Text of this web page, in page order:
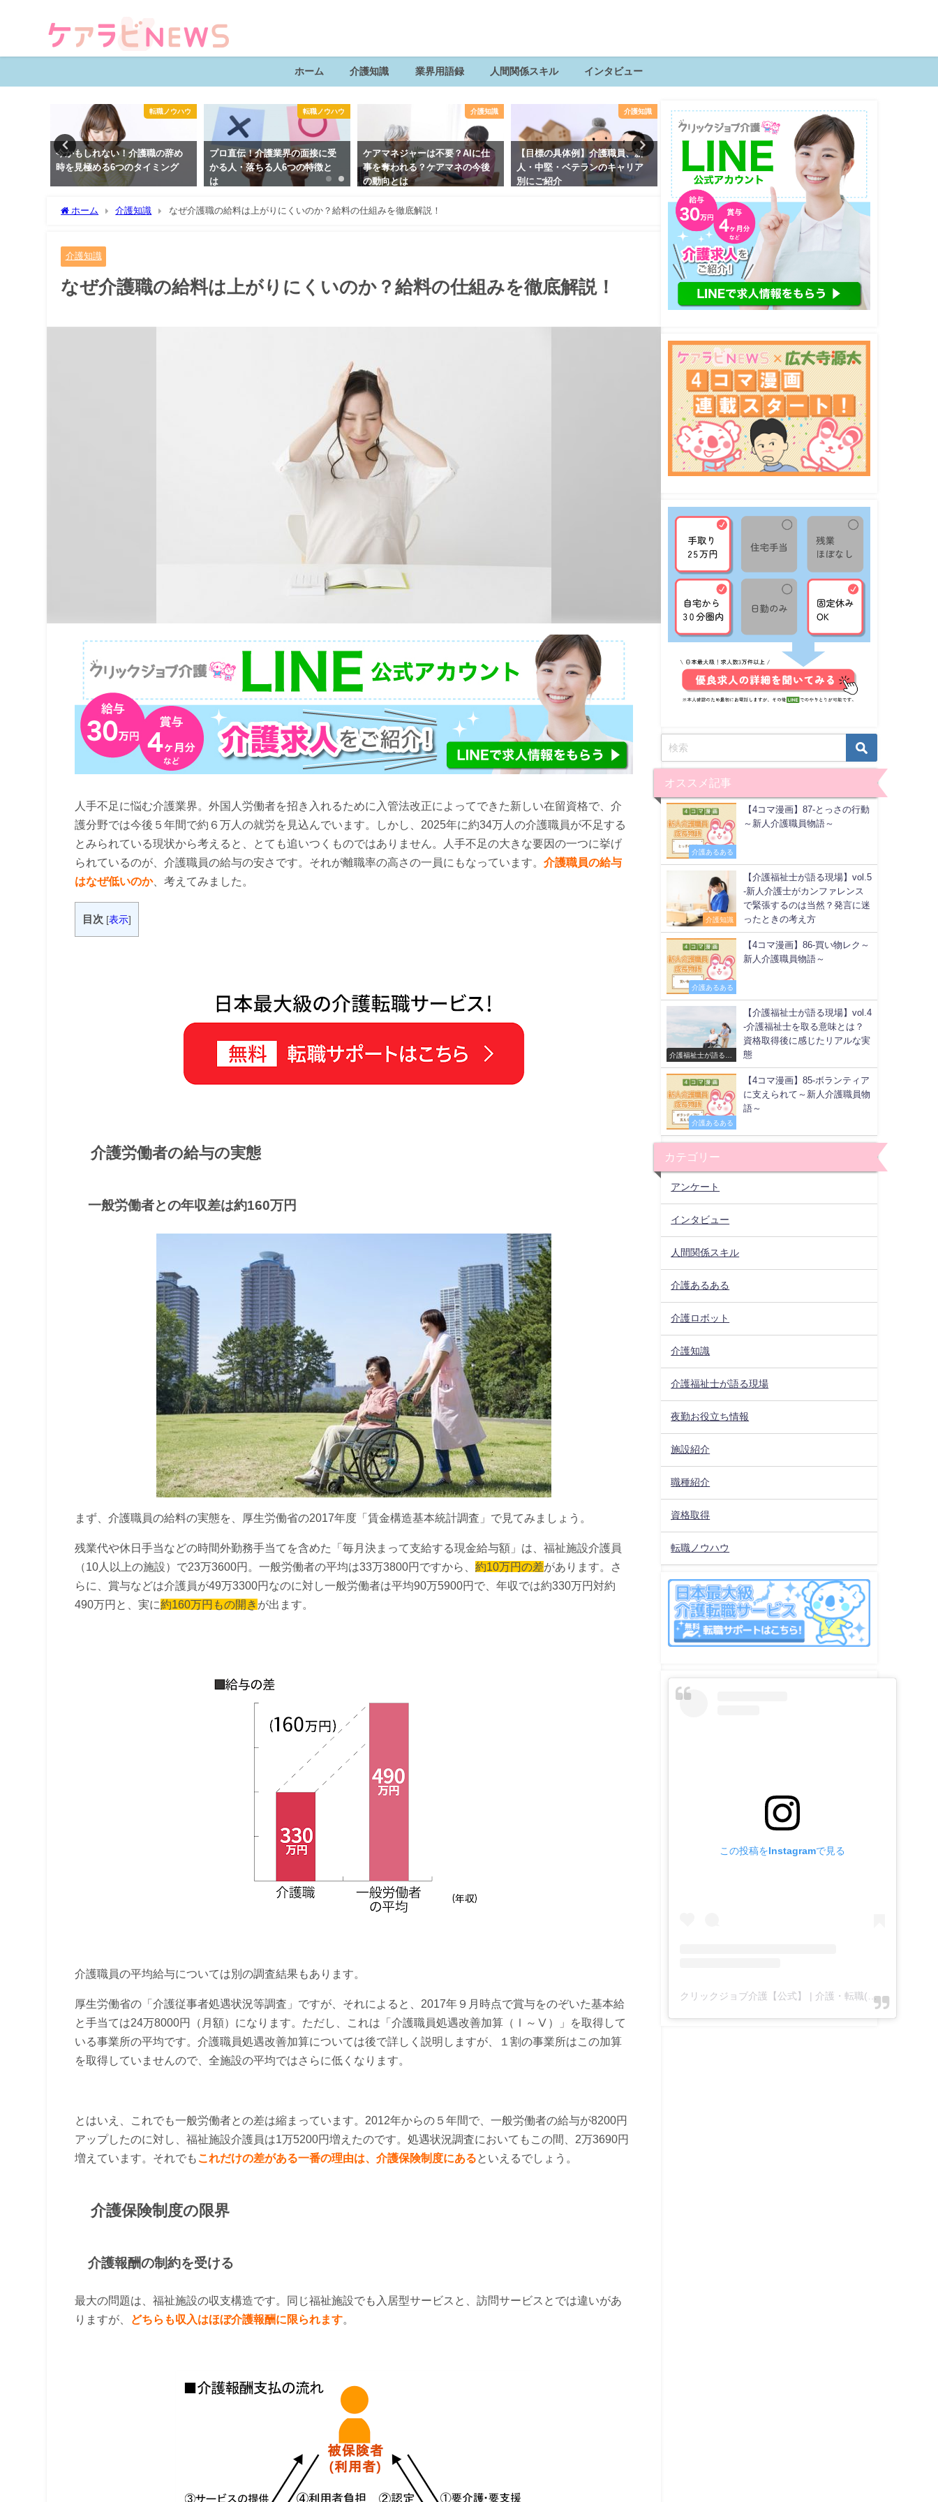
ホーム 介護知識 業界用語録 人間関係スキル インタビュー
転職ノウハウ
今かもしれない！介護職の辞め
時を見極める6つのタイミング
転職ノウハウ
プロ直伝！介護業界の面接に受
かる人・落ちる人6つの特徴と
は
介護知識
ケアマネジャーは不要？AIに仕
事を奪われる？ケアマネの今後
の動向とは
介護知識
【目標の具体例】介護職員、新
人・中堅・ベテランのキャリア
別にご紹介
介護知識
今すぐ使える！日勤・夜勤・ケ
ース別の具体的な介護記録事例
今かもしれない！介護職の
時を見極める6つのタイミ
ホーム 介護知識 なぜ介護職の給料は上がりにくいのか？給料の仕組みを徹底解説！
介護知識
なぜ介護職の給料は上がりにくいのか？給料の仕組みを徹底解説！
人手不足に悩む介護業界。外国人労働者を招き入れるために入管法改正によってできた新しい在留資格で、介
護分野では今後５年間で約６万人の就労を見込んでいます。しかし、2025年に約34万人の介護職員が不足する
とみられている現状から考えると、とても追いつくものではありません。人手不足の大きな要因の一つに挙げ
られているのが、介護職員の給与の安さです。それが離職率の高さの一員にもなっています。介護職員の給与
はなぜ低いのか、考えてみました。
目次 [表示]
介護労働者の給与の実態
一般労働者との年収差は約160万円
まず、介護職員の給料の実態を、厚生労働省の2017年度「賃金構造基本統計調査」で見てみましょう。
残業代や休日手当などの時間外勤務手当てを含めた「毎月決まって支給する現金給与額」は、福祉施設介護員
（10人以上の施設）で23万3600円。一般労働者の平均は33万3800円ですから、約10万円の差があります。さ
らに、賞与などは介護員が49万3300円なのに対し一般労働者は平均90万5900円で、年収では約330万円対約
490万円と、実に約160万円もの開き が出ます。
介護職員の平均給与については別の調査結果もあります。
厚生労働省の「介護従事者処遇状況等調査」ですが、それによると、2017年９月時点で賞与をのぞいた基本給
と手当ては24万8000円（月額）になります。ただし、これは「介護職員処遇改善加算（Ⅰ～Ⅴ）」を取得して
いる事業所の平均です。介護職員処遇改善加算については後で詳しく説明しますが、１割の事業所はこの加算
を取得していませんので、全施設の平均ではさらに低くなります。
とはいえ、これでも一般労働者との差は縮まっています。2012年からの５年間で、一般労働者の給与が8200円
アップしたのに対し、福祉施設介護員は1万5200円増えたのです。処遇状況調査においてもこの間、2万3690円
増えています。それでもこれだけの差がある一番の理由は、介護保険制度にあるといえるでしょう。
介護保険制度の限界
介護報酬の制約を受ける
最大の問題は、福祉施設の収支構造です。同じ福祉施設でも入居型サービスと、訪問サービスとでは違いがあ
りますが、
どちらも収入はほぼ介護報酬に限られます。
オススメ記事
介護あるある
【4コマ漫画】87-とっさの行動
～新人介護職員物語～
介護知識
【介護福祉士が語る現場】vol.5
-新人介護士がカンファレンス
で緊張するのは当然？発言に迷
ったときの考え方
介護あるある
【4コマ漫画】86-買い物レク～
新人介護職員物語～
介護福祉士が語る現
【介護福祉士が語る現場】vol.4
-介護福祉士を取る意味とは？
資格取得後に感じたリアルな実
態
介護あるある
【4コマ漫画】85-ボランティア
に支えられて～新人介護職員物
語～
カテゴリー
アンケート
インタビュー
人間関係スキル
介護あるある
介護ロボット
介護知識
介護福祉士が語る現場
夜勤お役立ち情報
施設紹介
職種紹介
資格取得
転職ノウハウ
この投稿をInstagramで見る
クリックジョブ介護【公式】 | 介護・転職(@clickjob_kaigo_official)がシェアした投稿